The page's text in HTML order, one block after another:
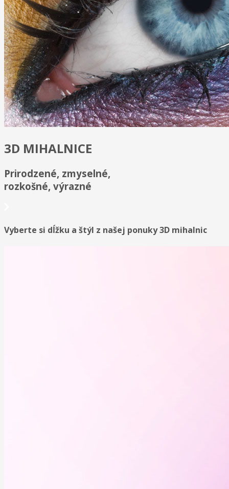
3D MIHALNICE
Prirodzené, zmyselné,
rozkošné, výrazné
Vyberte si dĺžku a štýl z našej ponuky 3D mihalnic